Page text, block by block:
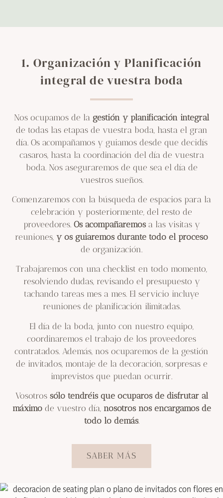
1. Organización y Planificación
integral de vuestra boda
Nos ocupamos de la gestión y planificación integral
de todas las etapas de vuestra boda, hasta el gran
día. Os acompañamos y guiamos desde que decidís
casaros, hasta la coordinación del día de vuestra
boda. Nos aseguraremos de que sea el día de
vuestros sueños.
Comenzaremos con la búsqueda de espacios para la
celebración y posteriormente, del resto de
proveedores. Os acompañaremosa las visitas y
reuniones, y os guiaremos durante todo el proceso
de organización.
Trabajaremos con una checklist en todo momento,
resolviendo dudas, revisando el presupuesto y
tachando tareas mes a mes. El servicio incluye
reuniones de planificación ilimitadas.
El día de la boda, junto con nuestro equipo,
coordinaremos el trabajo de los proveedores
contratados. Además, nos ocuparemos de la gestión
de invitados, montaje de la decoración, sorpresas e
imprevistos que puedan ocurrir.
Vosotros sólo tendréis que ocuparos de disfrutar al
máximode vuestro día, nosotros nos encargamos de
todo lo demás.
SABER MÁS